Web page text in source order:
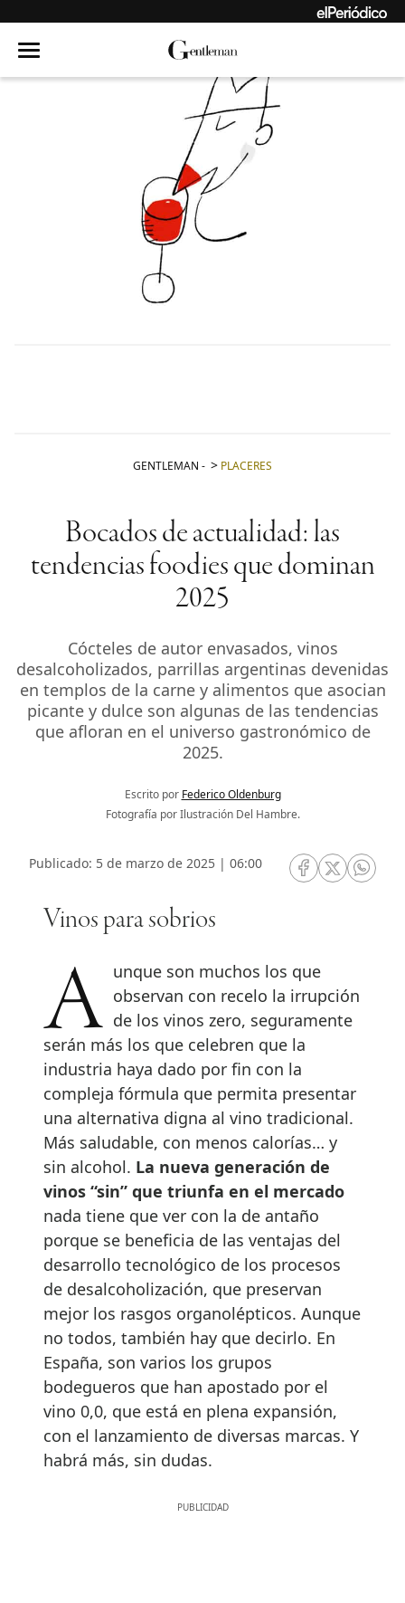
GENTLEMAN - PLACERES
Bocados de actualidad: las
tendencias foodies que dominan
2025
Cócteles de autor envasados, vinos
desalcoholizados, parrillas argentinas devenidas
en templos de la carne y alimentos que asocian
picante y dulce son algunas de las tendencias
que afloran en el universo gastronómico de
2025.
Escrito por Federico Oldenburg
Fotografía por Ilustración Del Hambre.
Publicado: 5 de marzo de 2025 | 06:00
RRSS Facebook
RRSSRRSS
Vinos para sobrios
Aunque son muchos los que observan con recelo la irrupción
de los vinos zero, seguramente
serán más los que celebren que la
industria haya dado por fin con la
compleja fórmula que permita presentar
una alternativa digna al vino tradicional.
Más saludable, con menos calorías… y
sin alcohol. La nueva generación de
vinos “sin” que triunfa en el mercado
nada tiene que ver con la de antaño
porque se beneficia de las ventajas del
desarrollo tecnológico de los procesos
de desalcoholización, que preservan
mejor los rasgos organolépticos. Aunque
no todos, también hay que decirlo. En
España, son varios los grupos
bodegueros que han apostado por el
vino 0,0, que está en plena expansión,
con el lanzamiento de diversas marcas. Y
habrá más, sin dudas.